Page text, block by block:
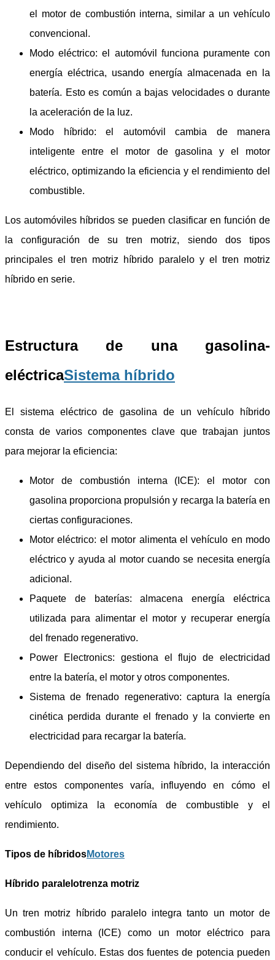
el motor de combustión interna, similar a un vehículo
convencional.
Modo eléctrico: el automóvil funciona puramente con
energía eléctrica, usando energía almacenada en la
batería. Esto es común a bajas velocidades o durante
la aceleración de la luz.
Modo híbrido: el automóvil cambia de manera
inteligente entre el motor de gasolina y el motor
eléctrico, optimizando la eficiencia y el rendimiento del
combustible.
Los automóviles híbridos se pueden clasificar en función de
la configuración de su tren motriz, siendo dos tipos
principales el tren motriz híbrido paralelo y el tren motriz
híbrido en serie.
Estructura de una gasolina-
eléctricaSistema híbrido
El sistema eléctrico de gasolina de un vehículo híbrido
consta de varios componentes clave que trabajan juntos
para mejorar la eficiencia:
Motor de combustión interna (ICE): el motor con
gasolina proporciona propulsión y recarga la batería en
ciertas configuraciones.
Motor eléctrico: el motor alimenta el vehículo en modo
eléctrico y ayuda al motor cuando se necesita energía
adicional.
Paquete de baterías: almacena energía eléctrica
utilizada para alimentar el motor y recuperar energía
del frenado regenerativo.
Power Electronics: gestiona el flujo de electricidad
entre la batería, el motor y otros componentes.
Sistema de frenado regenerativo: captura la energía
cinética perdida durante el frenado y la convierte en
electricidad para recargar la batería.
Dependiendo del diseño del sistema híbrido, la interacción
entre estos componentes varía, influyendo en cómo el
vehículo optimiza la economía de combustible y el
rendimiento.
Tipos de híbridosMotores
Híbrido paralelotrenza motriz
Un tren motriz híbrido paralelo integra tanto un motor de
combustión interna (ICE) como un motor eléctrico para
conducir el vehículo. Estas dos fuentes de potencia pueden